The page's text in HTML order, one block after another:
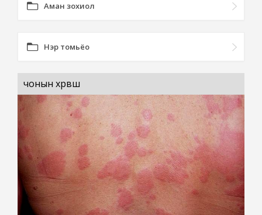
Аман зохиол
Нэр томьёо
чонын хөрвөш